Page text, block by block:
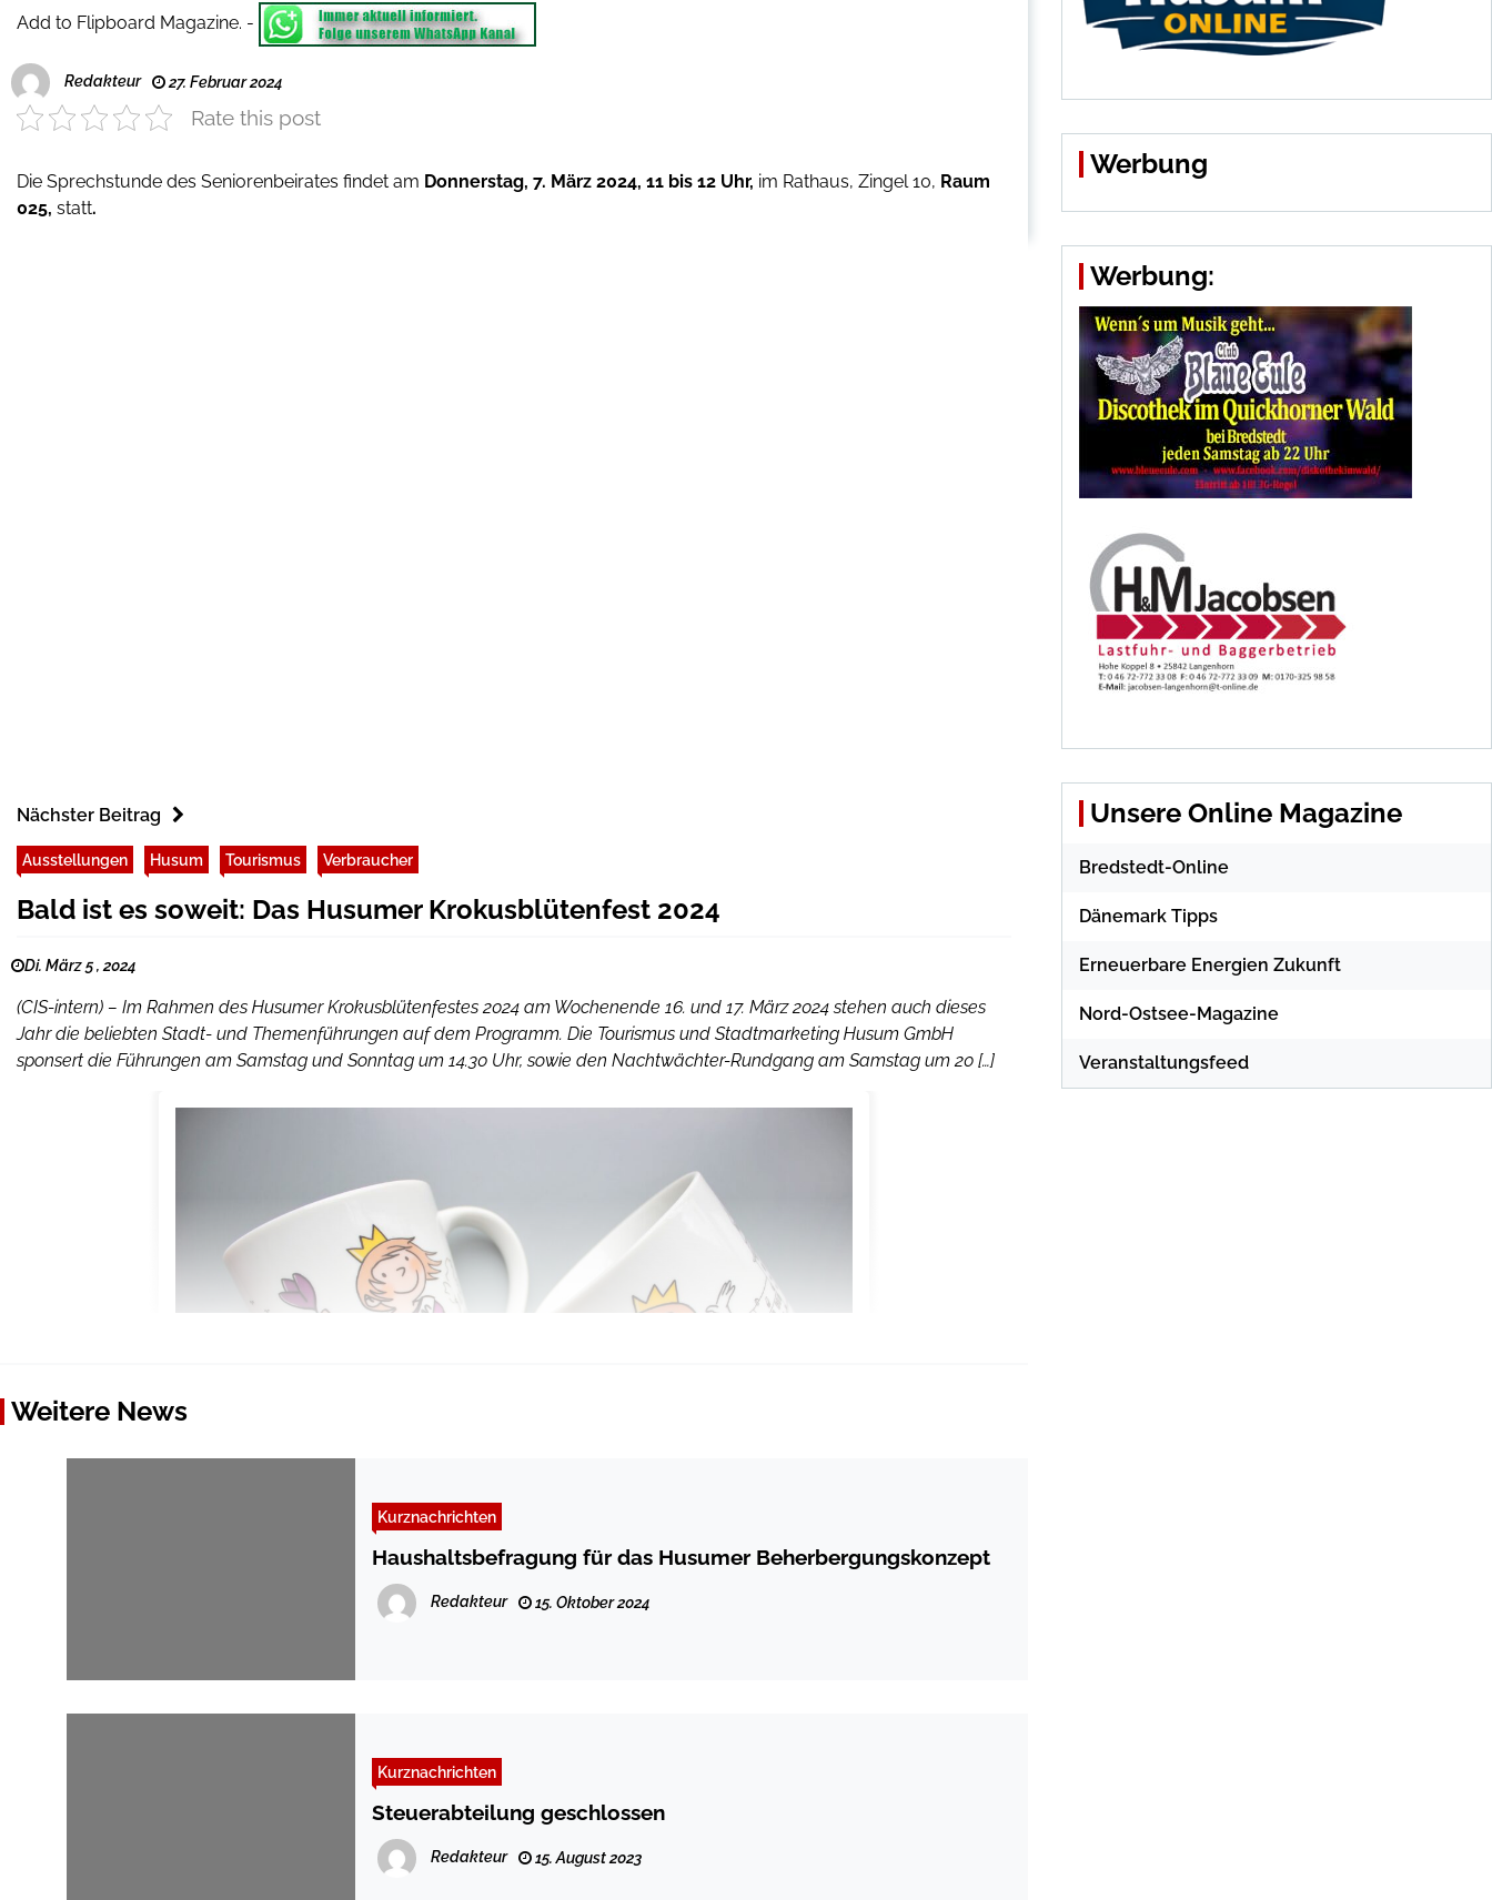
Add to Flipboard Magazine. -
Redakteur 27. Februar 2024
Rate this post
Die Sprechstunde des Seniorenbeirates findet am Donnerstag, 7. März 2024, 11 bis 12 Uhr, im Rathaus, Zingel 10, Raum
025, statt.
Nächster Beitrag
Ausstellungen Husum Tourismus Verbraucher
Bald ist es soweit: Das Husumer Krokusblütenfest 2024
Di. März 5 , 2024
(CIS-intern) – Im Rahmen des Husumer Krokusblütenfestes 2024 am Wochenende 16. und 17. März 2024 stehen auch dieses
Jahr die beliebten Stadt- und Themenführungen auf dem Programm. Die Tourismus und Stadtmarketing Husum GmbH
sponsert die Führungen am Samstag und Sonntag um 14.30 Uhr, sowie den Nachtwächter-Rundgang am Samstag um 20 […]
Weitere News
Kurznachrichten
Haushaltsbefragung für das Husumer Beherbergungskonzept
Redakteur 15. Oktober 2024
Kurznachrichten
Steuerabteilung geschlossen
Redakteur 15. August 2023
Werbung
Werbung:
Unsere Online Magazine
Bredstedt-Online
Dänemark Tipps
Erneuerbare Energien Zukunft
Nord-Ostsee-Magazine
Veranstaltungsfeed